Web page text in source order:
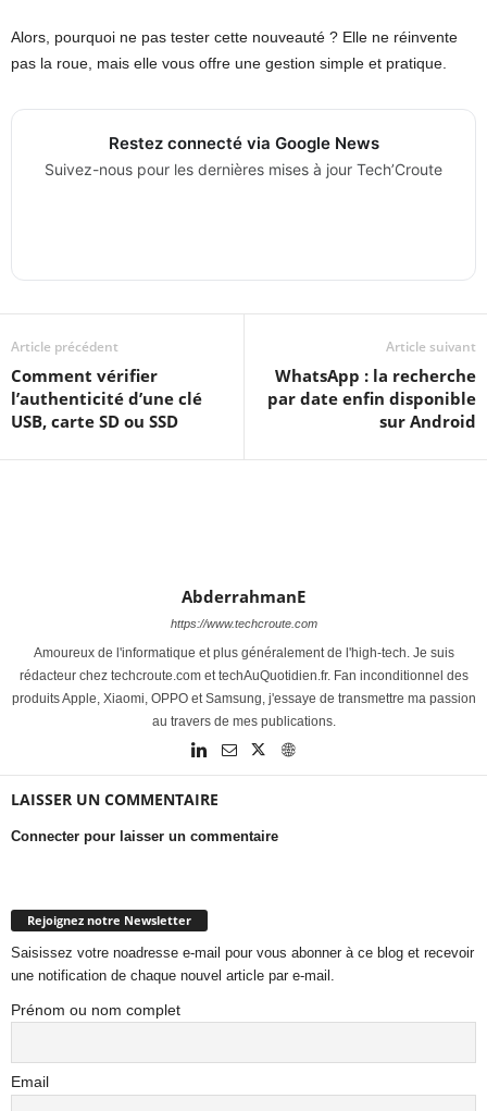
Alors, pourquoi ne pas tester cette nouveauté ? Elle ne réinvente
pas la roue, mais elle vous offre une gestion simple et pratique.
Restez connecté via Google News
Suivez-nous pour les dernières mises à jour Tech’Croute
Article précédent
Comment vérifier
l’authenticité d’une clé
USB, carte SD ou SSD
Article suivant
WhatsApp : la recherche
par date enfin disponible
sur Android
AbderrahmanE
https://www.techcroute.com
Amoureux de l'informatique et plus généralement de l'high-tech. Je suis
rédacteur chez techcroute.com et techAuQuotidien.fr. Fan inconditionnel des
produits Apple, Xiaomi, OPPO et Samsung, j'essaye de transmettre ma passion
au travers de mes publications.
LAISSER UN COMMENTAIRE
Connecter pour laisser un commentaire
Rejoignez notre Newsletter
Saisissez votre noadresse e-mail pour vous abonner à ce blog et recevoir
une notification de chaque nouvel article par e-mail.
Prénom ou nom complet
Email